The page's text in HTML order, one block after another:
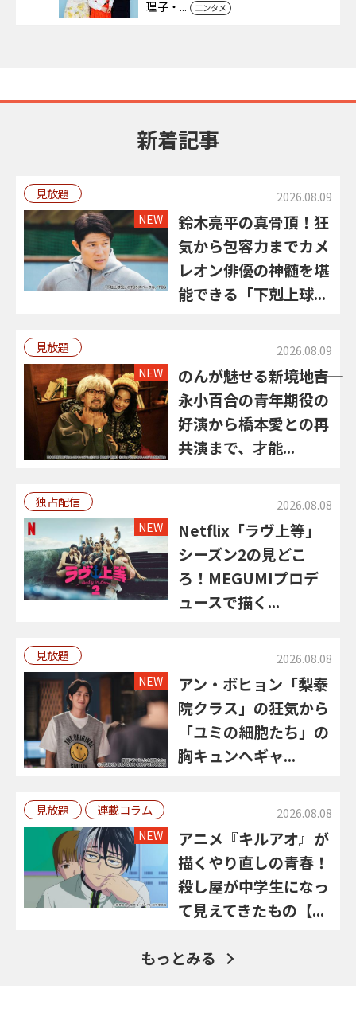
理子・... エンタメ
新着記事
見放題 2026.08.09
NEW
鈴木亮平の真骨頂！狂
気から包容力までカメ
レオン俳優の神髄を堪
能できる「下剋上球...
見放題 2026.08.09
NEW
のんが魅せる新境地――吉
永小百合の青年期役の
好演から橋本愛との再
共演まで、才能...
独占配信 2026.08.08
NEW
Netflix「ラヴ上等」
シーズン2の見どこ
ろ！MEGUMIプロデ
ュースで描く...
見放題 2026.08.08
NEW
アン・ボヒョン「梨泰
院クラス」の狂気から
「ユミの細胞たち」の
胸キュンへ――ギャ...
見放題 連載コラム 2026.08.08
NEW
アニメ『キルアオ』が
描くやり直しの青春！
殺し屋が中学生になっ
て見えてきたもの【...
もっとみる